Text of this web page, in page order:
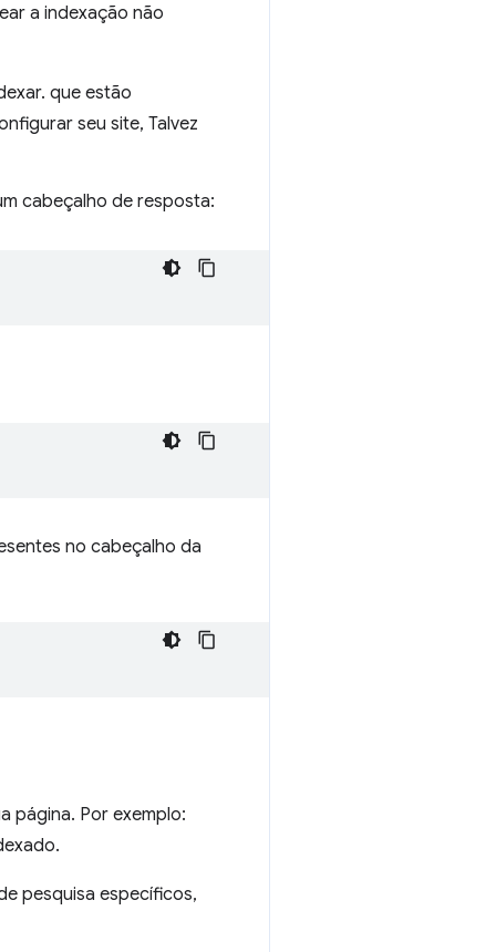
a indexação não
que estão
seu site, Talvez
cabeçalho de resposta:
no cabeçalho da
página. Por exemplo:
pesquisa específicos,